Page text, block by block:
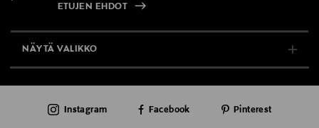
ETUJEN EHDOT
NÄYTÄ VALIKKO
AJANKOHTAISTA
Instagram Facebook Pinterest